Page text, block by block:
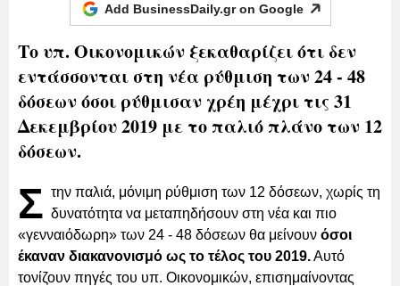
Add BusinessDaily.gr on Google
Το υπ. Οικονομικών ξεκαθαρίζει ότι δεν
εντάσσονται στη νέα ρύθμιση των 24 - 48
δόσεων όσοι ρύθμισαν χρέη μέχρι τις 31
Δεκεμβρίου 2019 με το παλιό πλάνο των 12
δόσεων.
Σ την παλιά, μόνιμη ρύθμιση των 12 δόσεων, χωρίς τη
δυνατότητα να μεταπηδήσουν στη νέα και πιο
«γενναιόδωρη» των 24 - 48 δόσεων θα μείνουν όσοι
έκαναν διακανονισμό ως το τέλος του 2019.Αυτό
τονίζουν πηγές του υπ. Οικονομικών, επισημαίνοντας